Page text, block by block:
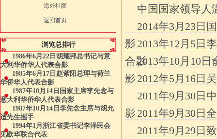
海外社团
返回首页
浏览总排行
1986年6月22日胡耀邦总书记与意
大利华侨华人代表合影
1985年6月17日赵紫阳总理与荷兰
华侨华人代表合影
1987年10月14日国家主席李先念与
意大利华侨华人代表合影
1987年10月14日李先念主席与胡允
适先生握手
1994年1月浙江省委书记李泽民会
见欧华联合代表
中国国家领导人
2014年3月23日
影 2013年12月5日
合影2013年10月10
影 2012年5月16日
2011年9月30日
影 2011年9月30日
2011年9月29日